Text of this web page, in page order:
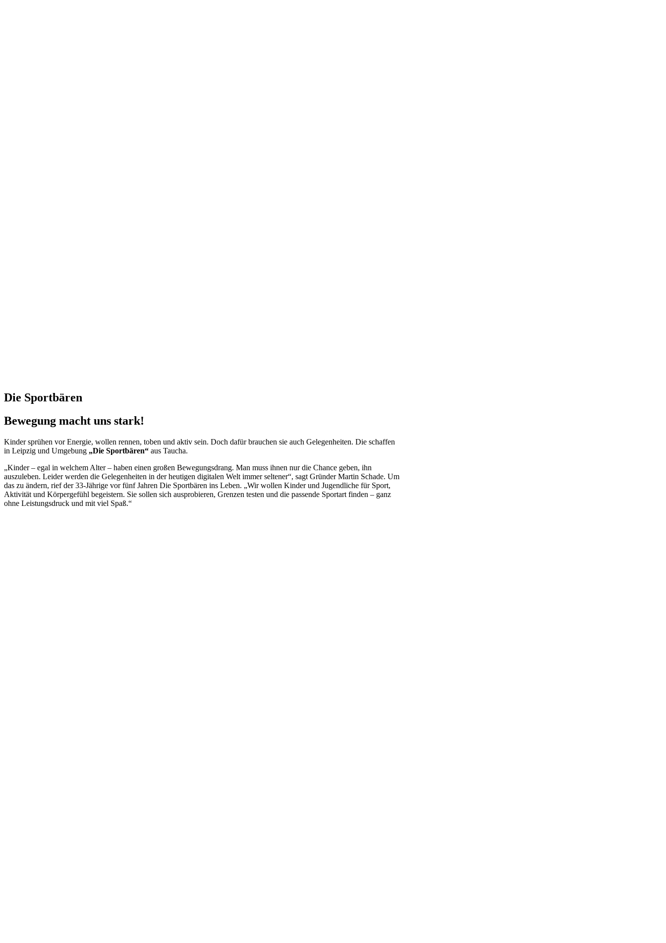
Die Sportbären
Bewegung macht uns stark!
Kinder sprühen vor Energie, wollen rennen, toben und aktiv sein. Doch dafür brauchen sie auch Gelegenheiten. Die schaffen
in Leipzig und Umgebung „Die Sportbären“ aus Taucha.
„Kinder – egal in welchem Alter – haben einen großen Bewegungsdrang. Man muss ihnen nur die Chance geben, ihn
auszuleben. Leider werden die Gelegenheiten in der heutigen digitalen Welt immer seltener“, sagt Gründer Martin Schade. Um
das zu ändern, rief der 33-Jährige vor fünf Jahren Die Sportbären ins Leben. „Wir wollen Kinder und Jugendliche für Sport,
Aktivität und Körpergefühl begeistern. Sie sollen sich ausprobieren, Grenzen testen und die passende Sportart finden – ganz
ohne Leistungsdruck und mit viel Spaß.“